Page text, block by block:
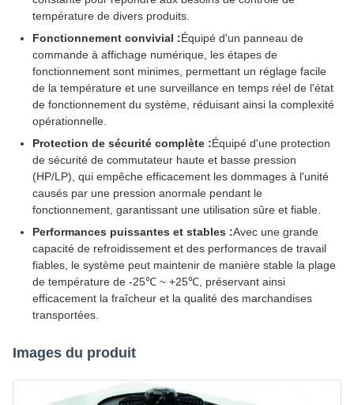
température de divers produits.
Fonctionnement convivial :Équipé d'un panneau de
commande à affichage numérique, les étapes de
fonctionnement sont minimes, permettant un réglage facile
de la température et une surveillance en temps réel de l'état
de fonctionnement du système, réduisant ainsi la complexité
opérationnelle.
Protection de sécurité complète :Équipé d'une protection
de sécurité de commutateur haute et basse pression
(HP/LP), qui empêche efficacement les dommages à l'unité
causés par une pression anormale pendant le
fonctionnement, garantissant une utilisation sûre et fiable.
Performances puissantes et stables :Avec une grande
capacité de refroidissement et des performances de travail
fiables, le système peut maintenir de manière stable la plage
de température de -25℃ ~ +25℃, préservant ainsi
efficacement la fraîcheur et la qualité des marchandises
transportées.
Images du produit